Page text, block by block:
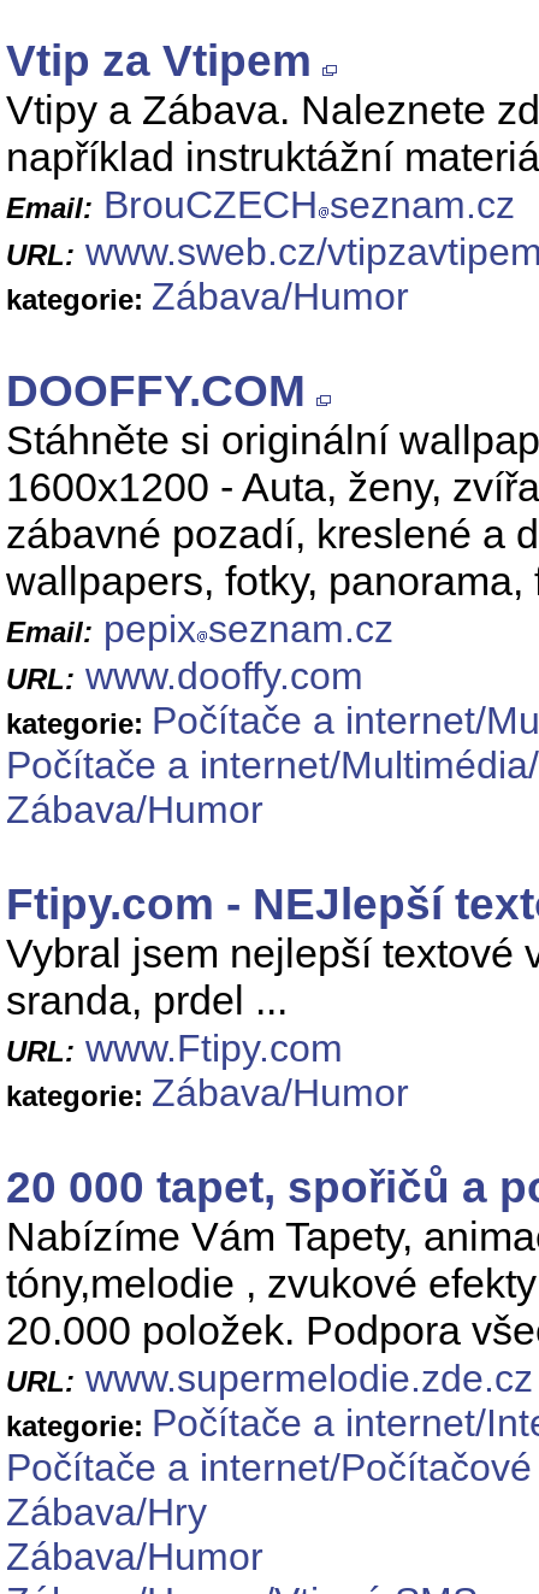
Vtip za Vtipem
Vtipy a Zábava. Naleznete
například instruktážní
Email: BrouCZECH seznam.cz
URL: www.sweb.cz/
kategorie: Zábava/Humor
DOOFFY.COM
Stáhněte si originální
1600x1200 - Auta, ženy,
zábavné pozadí, kreslené a
wallpapers, fotky,
Email: pepix seznam.cz
URL: www.dooffy.com
kategorie: Počítače a internet/
Počítače a internet/
Zábava/Humor
Ftipy.com - NEJlepší
Vybral jsem nejlepší textové
sranda, prdel ...
URL: www.Ftipy.com
kategorie: Zábava/Humor
20 000 tapet, spořičů a
Nabízíme Vám Tapety,
tóny,melodie , zvukové
20.000 položek. Podpora
URL: www.supermelodie.zde.cz
kategorie: Počítače a internet/
Počítače a internet/
Zábava/Hry
Zábava/Humor